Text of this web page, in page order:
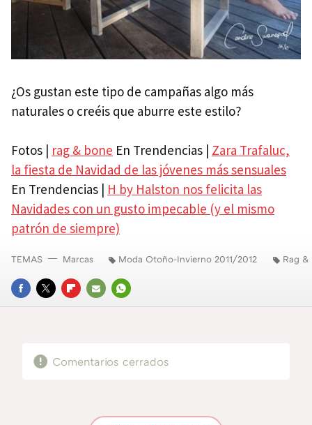
¿Os gustan este tipo de campañas algo más
naturales o creéis que aburre este estilo?
Fotos | rag & bone En Trendencias | Zara Trafaluc,
la fiesta de Navidad de las jóvenes más sensuales
En Trendencias | H by Halston nos felicita las
Navidades con un gusto impecable (y el mismo
patrón de siempre)
FACEBOOK
TWITTERFLIPBOARD
E-
WHATSAPP
TEMAS Marcas Moda Otoño-Invierno 2011/2012 Rag &
Comentarios cerrados